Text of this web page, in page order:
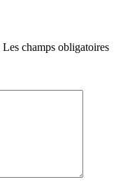
Les champs obligatoires